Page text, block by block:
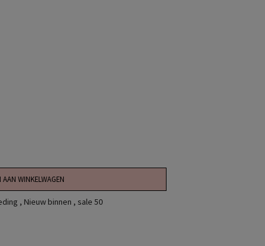
AAN WINKELWAGEN
, Nieuw binnen , sale 50